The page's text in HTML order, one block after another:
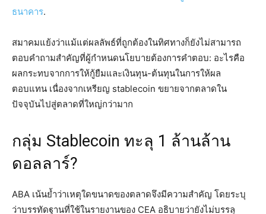
ธนาคาร.
สมาคมแย้งว่าแม้แต่ผลลัพธ์ที่ถูกต้องในทิศทางก็ยังไม่สามารถ
ตอบคำถามสำคัญที่ผู้กำหนดนโยบายต้องการคำตอบ: อะไรคือ
ผลกระทบจากการให้กู้ยืมและเงินทุน-ต้นทุนในการให้ผล
ตอบแทน เนื่องจากเหรียญ stablecoin ขยายจากตลาดใน
ปัจจุบันไปสู่ตลาดที่ใหญ่กว่ามาก
กลุ่ม Stablecoin ทะลุ 1 ล้านล้าน
ดอลลาร์?
ABA เน้นย้ำว่าเหตุใดขนาดของตลาดจึงมีความสำคัญ โดยระบุ
ว่าบรรทัดฐานที่ใช้ในรายงานของ CEA อธิบายว่ายังไม่บรรลุ